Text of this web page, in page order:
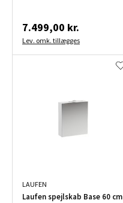
7.499,00 kr.
Lev. omk. tillægges
LAUFEN
Laufen spejlskab Base 60 cm